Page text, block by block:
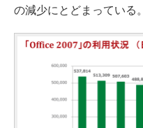
の減少にとどまっている。